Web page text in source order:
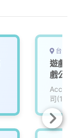
台中
遊戲
戲公
司